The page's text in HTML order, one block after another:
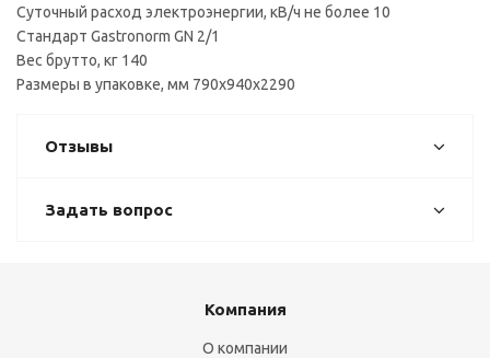
Суточный расход электроэнергии, кВ/ч не более 10
Стандарт Gastronorm GN 2/1
Вес брутто, кг 140
Размеры в упаковке, мм 790х940х2290
Отзывы
Задать вопрос
Компания
О компании